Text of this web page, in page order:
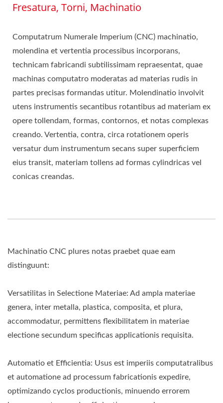
Fresatura, Torni, Machinatio
Computatrum Numerale Imperium (CNC) machinatio,
molendina et vertentia processibus incorporans,
technicam fabricandi subtilissimam repraesentat, quae
machinas computatro moderatas ad materias rudis in
partes precisas formandas utitur. Molendinatio involvit
utens instrumentis secantibus rotantibus ad materiam ex
opere tollendam, formas, contornos, et notas complexas
creando. Vertentia, contra, circa rotationem operis
versatur dum instrumentum secans super superficiem
eius transit, materiam tollens ad formas cylindricas vel
conicas creandas.
Machinatio CNC plures notas praebet quae eam
distinguunt:
Versatilitas in Selectione Materiae: Ad ampla materiae
genera, inter metalla, plastica, composita, et plura,
accommodatur, permittens flexibilitatem in materiae
electione secundum specificas applicationis requisita.
Automatio et Efficientia: Usus est imperiis computatralibus
et automatione ad processum fabricationis expedire,
optimizando cyclos productionis, minuendo errorem